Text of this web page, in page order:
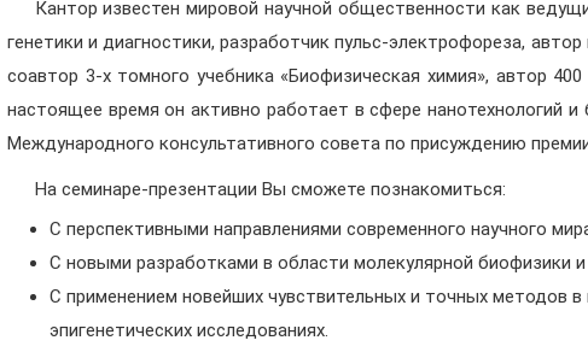
Кантор известен мировой научной общественности как
генетики и диагностики, разработчик пульс-электрофореза, автор
соавтор 3-х томного учебника «Биофизическая химия», автор
настоящее время он активно работает в сфере нанотехнологий
Международного консультативного совета по присуждению
На семинаре-презентации Вы сможете познакомиться:
С перспективными направлениями современного научного
С новыми разработками в области молекулярной биофизики и
С применением новейших чувствительных и точных методов в
эпигенетических исследованиях.